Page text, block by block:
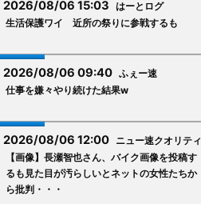
2026/08/06 15:03はーとログ
生活保護ワイ 近所の祭りに参戦するも
2026/08/06 09:40ふぇー速
仕事を嫌々やり続けた結果w
2026/08/06 12:00ニュー速クオリティ
【画像】長瀬智也さん、バイク画像を投稿す
るも見た目が汚らしいとネットの女性たちか
ら批判・・・